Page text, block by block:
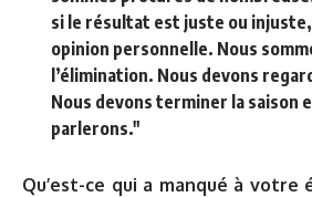
si le résultat est juste ou injuste,
opinion personnelle. Nous
l’élimination. Nous devons
Nous devons terminer la saison
parlerons."
Qu’est-ce qui a manqué à votre